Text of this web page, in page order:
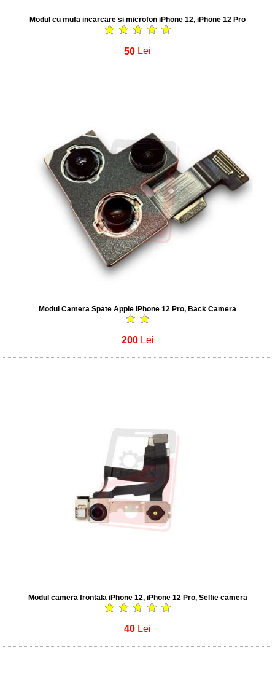
Modul cu mufa incarcare si microfon iPhone 12, iPhone 12 Pro
50 Lei
Modul Camera Spate Apple iPhone 12 Pro, Back Camera
200 Lei
Modul camera frontala iPhone 12, iPhone 12 Pro, Selfie camera
40 Lei